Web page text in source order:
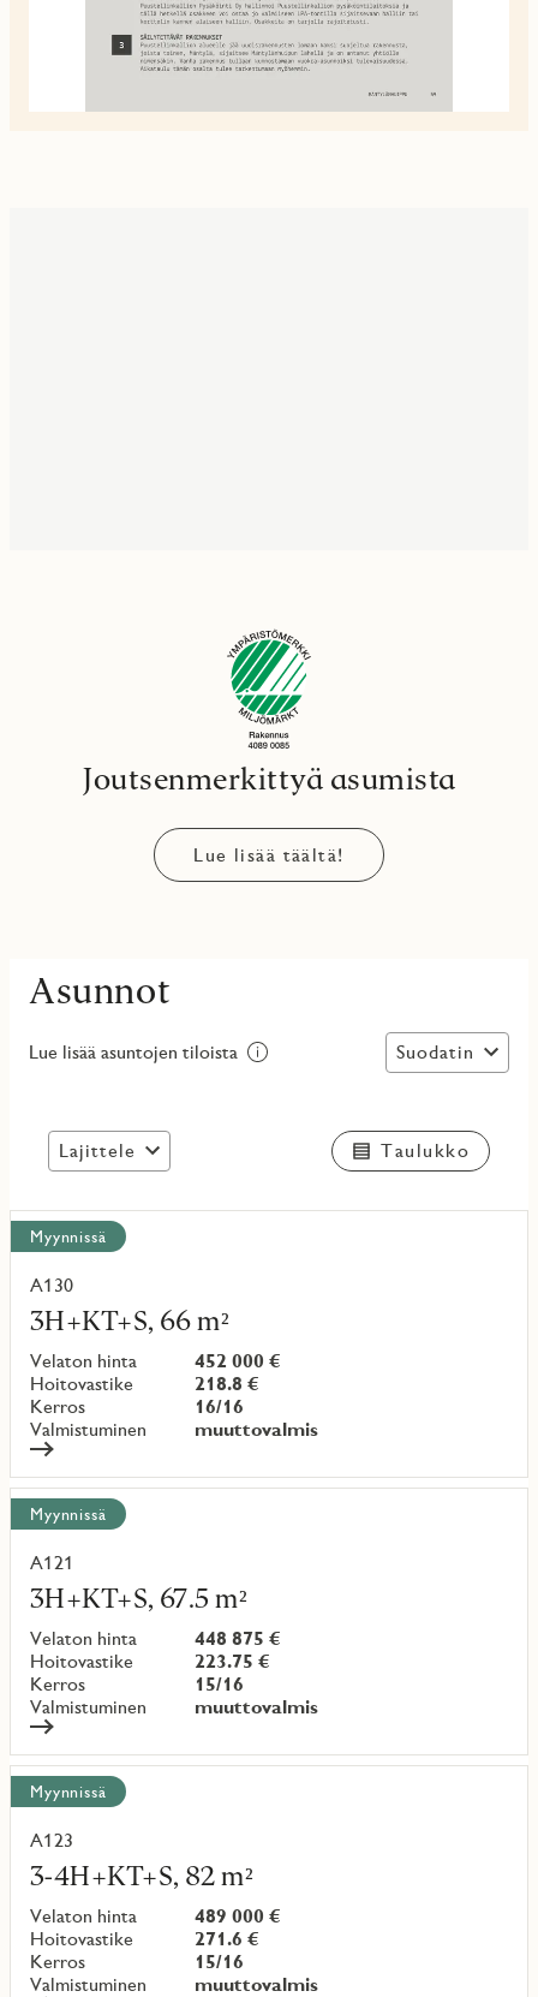
Joutsenmerkittyä asumista
Lue lisää täältä!
Asunnot
Lue lisää asuntojen tiloista Suodatin
Lajittele Taulukko
Näytä
kaikki
kohteet
Myynnissä
A130
3H+KT+S, 66 m²
Velaton hinta
452 000 €
Hoitovastike
218.8 €
Kerros
16/16
Valmistuminen
muuttovalmis
Lue
lisää
kohteesta
Myynnissä
A121
3H+KT+S, 67.5 m²
Velaton hinta
448 875 €
Hoitovastike
223.75 €
Kerros
15/16
Valmistuminen
muuttovalmis
Lue
lisää
kohteesta
Myynnissä
A123
3-4H+KT+S, 82 m²
Velaton hinta
489 000 €
Hoitovastike
271.6 €
Kerros
15/16
Valmistuminen
muuttovalmis
Lue
lisää
kohteesta